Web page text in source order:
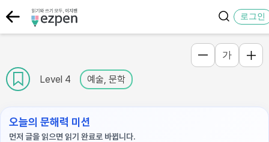
로그인
Level 4 예술, 문학
가
오늘의 문해력 미션
먼저 글을 읽으면 읽기 완료로 바뀝니다.